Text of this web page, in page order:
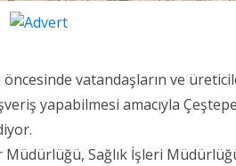
vatandaşların ve
yapabilmesi amacıyla
Sağlık İşleri